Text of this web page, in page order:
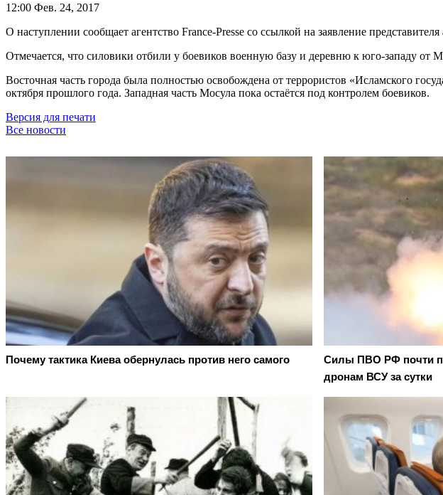
12:00 Фев. 24, 2017
О наступлении сообщает агентство France-Presse со ссылкой на заявление
Отмечается, что силовики отбили у боевиков военную базу и деревню к юго-западу от
Восточная часть города была полностью освобождена от террористов «Исламского
октября прошлого года. Западная часть Мосула пока остаётся под контролем боевиков.
Версия для печати
Все новости
Почему тактика Киева обернулась против него самого
Cилы ПВО РФ почти
дронам ВСУ за сутки